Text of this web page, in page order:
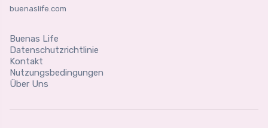
buenaslife.com
Buenas Life
Datenschutzrichtlinie
Kontakt
Nutzungsbedingungen
Über Uns